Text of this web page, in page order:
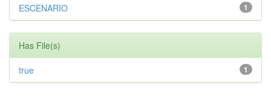
1
ESCENARIO
Has File(s)
1
true